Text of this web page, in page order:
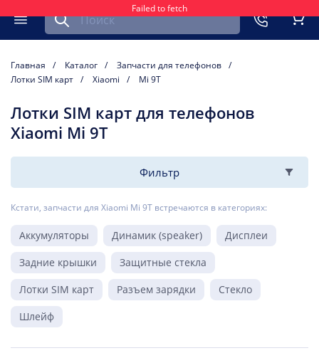
Failed to fetch
Меню
Найти запчасть для мобильного устройства
Главная Каталог
Запчасти для телефонов
Лотки SIM карт
Xiaomi Mi 9T
Лотки SIM карт для телефонов
Xiaomi Mi 9T
Фильтр
Кстати, запчасти для Xiaomi Mi 9T встречаются в категориях:
Аккумуляторы Динамик (speaker)
Дисплеи
Задние крышки
Защитные стекла
Лотки SIM карт
Разъем зарядки
Стекло
Шлейф